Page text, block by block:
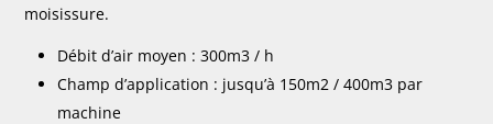
moisissure.
Débit d’air moyen : 300m3 / h
Champ d’application : jusqu’à 150m2 / 400m3 par
machine